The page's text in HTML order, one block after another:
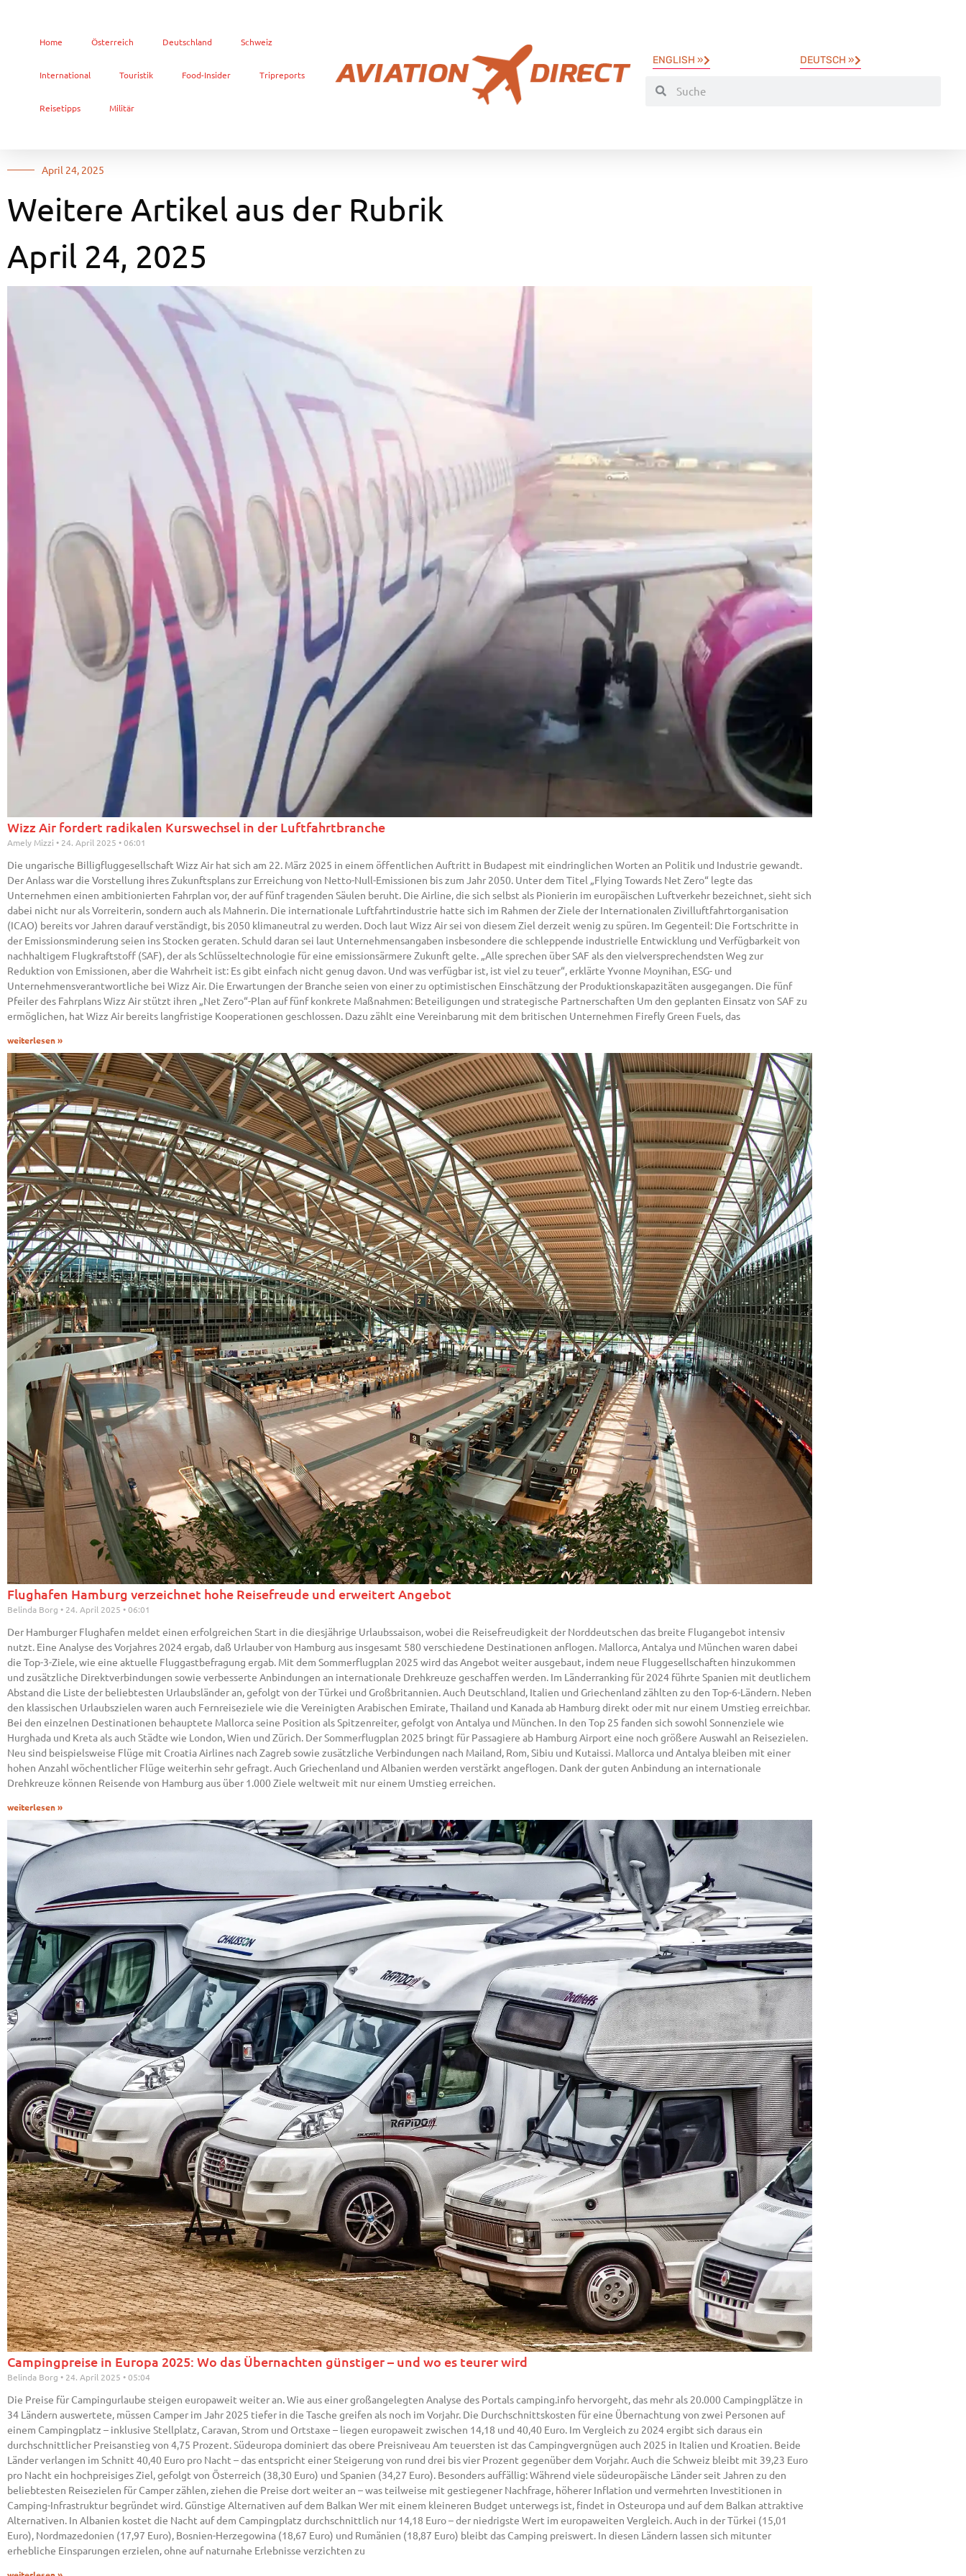
Home Österreich Deutschland Schweiz
International Touristik Food-Insider Tripreports
Reisetipps Militär
ENGLISH » DEUTSCH »
April 24, 2025
Weitere Artikel aus der Rubrik
April 24, 2025
Wizz Air fordert radikalen Kurswechsel in der Luftfahrtbranche
Amely Mizzi 24. April 2025 06:01
Die ungarische Billigfluggesellschaft Wizz Air hat sich am 22. März 2025 in einem öffentlichen Auftritt in Budapest mit eindringlichen Worten an Politik und Industrie gewandt.
Der Anlass war die Vorstellung ihres Zukunftsplans zur Erreichung von Netto-Null-Emissionen bis zum Jahr 2050. Unter dem Titel „Flying Towards Net Zero“ legte das
Unternehmen einen ambitionierten Fahrplan vor, der auf fünf tragenden Säulen beruht. Die Airline, die sich selbst als Pionierin im europäischen Luftverkehr bezeichnet, sieht sich
dabei nicht nur als Vorreiterin, sondern auch als Mahnerin. Die internationale Luftfahrtindustrie hatte sich im Rahmen der Ziele der Internationalen Zivilluftfahrtorganisation
(ICAO) bereits vor Jahren darauf verständigt, bis 2050 klimaneutral zu werden. Doch laut Wizz Air sei von diesem Ziel derzeit wenig zu spüren. Im Gegenteil: Die Fortschritte in
der Emissionsminderung seien ins Stocken geraten. Schuld daran sei laut Unternehmensangaben insbesondere die schleppende industrielle Entwicklung und Verfügbarkeit von
nachhaltigem Flugkraftstoff (SAF), der als Schlüsseltechnologie für eine emissionsärmere Zukunft gelte. „Alle sprechen über SAF als den vielversprechendsten Weg zur
Reduktion von Emissionen, aber die Wahrheit ist: Es gibt einfach nicht genug davon. Und was verfügbar ist, ist viel zu teuer“, erklärte Yvonne Moynihan, ESG- und
Unternehmensverantwortliche bei Wizz Air. Die Erwartungen der Branche seien von einer zu optimistischen Einschätzung der Produktionskapazitäten ausgegangen. Die fünf
Pfeiler des Fahrplans Wizz Air stützt ihren „Net Zero“-Plan auf fünf konkrete Maßnahmen: Beteiligungen und strategische Partnerschaften Um den geplanten Einsatz von SAF zu
ermöglichen, hat Wizz Air bereits langfristige Kooperationen geschlossen. Dazu zählt eine Vereinbarung mit dem britischen Unternehmen Firefly Green Fuels, das
weiterlesen »
Flughafen Hamburg verzeichnet hohe Reisefreude und erweitert Angebot
Belinda Borg 24. April 2025 06:01
Der Hamburger Flughafen meldet einen erfolgreichen Start in die diesjährige Urlaubssaison, wobei die Reisefreudigkeit der Norddeutschen das breite Flugangebot intensiv
nutzt. Eine Analyse des Vorjahres 2024 ergab, daß Urlauber von Hamburg aus insgesamt 580 verschiedene Destinationen anflogen. Mallorca, Antalya und München waren dabei
die Top-3-Ziele, wie eine aktuelle Fluggastbefragung ergab. Mit dem Sommerflugplan 2025 wird das Angebot weiter ausgebaut, indem neue Fluggesellschaften hinzukommen
und zusätzliche Direktverbindungen sowie verbesserte Anbindungen an internationale Drehkreuze geschaffen werden. Im Länderranking für 2024 führte Spanien mit deutlichem
Abstand die Liste der beliebtesten Urlaubsländer an, gefolgt von der Türkei und Großbritannien. Auch Deutschland, Italien und Griechenland zählten zu den Top-6-Ländern. Neben
den klassischen Urlaubszielen waren auch Fernreiseziele wie die Vereinigten Arabischen Emirate, Thailand und Kanada ab Hamburg direkt oder mit nur einem Umstieg erreichbar.
Bei den einzelnen Destinationen behauptete Mallorca seine Position als Spitzenreiter, gefolgt von Antalya und München. In den Top 25 fanden sich sowohl Sonnenziele wie
Hurghada und Kreta als auch Städte wie London, Wien und Zürich. Der Sommerflugplan 2025 bringt für Passagiere ab Hamburg Airport eine noch größere Auswahl an Reisezielen.
Neu sind beispielsweise Flüge mit Croatia Airlines nach Zagreb sowie zusätzliche Verbindungen nach Mailand, Rom, Sibiu und Kutaissi. Mallorca und Antalya bleiben mit einer
hohen Anzahl wöchentlicher Flüge weiterhin sehr gefragt. Auch Griechenland und Albanien werden verstärkt angeflogen. Dank der guten Anbindung an internationale
Drehkreuze können Reisende von Hamburg aus über 1.000 Ziele weltweit mit nur einem Umstieg erreichen.
weiterlesen »
Campingpreise in Europa 2025: Wo das Übernachten günstiger – und wo es teurer wird
Belinda Borg 24. April 2025 05:04
Die Preise für Campingurlaube steigen europaweit weiter an. Wie aus einer großangelegten Analyse des Portals camping.info hervorgeht, das mehr als 20.000 Campingplätze in
34 Ländern auswertete, müssen Camper im Jahr 2025 tiefer in die Tasche greifen als noch im Vorjahr. Die Durchschnittskosten für eine Übernachtung von zwei Personen auf
einem Campingplatz – inklusive Stellplatz, Caravan, Strom und Ortstaxe – liegen europaweit zwischen 14,18 und 40,40 Euro. Im Vergleich zu 2024 ergibt sich daraus ein
durchschnittlicher Preisanstieg von 4,75 Prozent. Südeuropa dominiert das obere Preisniveau Am teuersten ist das Campingvergnügen auch 2025 in Italien und Kroatien. Beide
Länder verlangen im Schnitt 40,40 Euro pro Nacht – das entspricht einer Steigerung von rund drei bis vier Prozent gegenüber dem Vorjahr. Auch die Schweiz bleibt mit 39,23 Euro
pro Nacht ein hochpreisiges Ziel, gefolgt von Österreich (38,30 Euro) und Spanien (34,27 Euro). Besonders auffällig: Während viele südeuropäische Länder seit Jahren zu den
beliebtesten Reisezielen für Camper zählen, ziehen die Preise dort weiter an – was teilweise mit gestiegener Nachfrage, höherer Inflation und vermehrten Investitionen in
Camping-Infrastruktur begründet wird. Günstige Alternativen auf dem Balkan Wer mit einem kleineren Budget unterwegs ist, findet in Osteuropa und auf dem Balkan attraktive
Alternativen. In Albanien kostet die Nacht auf dem Campingplatz durchschnittlich nur 14,18 Euro – der niedrigste Wert im europaweiten Vergleich. Auch in der Türkei (15,01
Euro), Nordmazedonien (17,97 Euro), Bosnien-Herzegowina (18,67 Euro) und Rumänien (18,87 Euro) bleibt das Camping preiswert. In diesen Ländern lassen sich mitunter
erhebliche Einsparungen erzielen, ohne auf naturnahe Erlebnisse verzichten zu